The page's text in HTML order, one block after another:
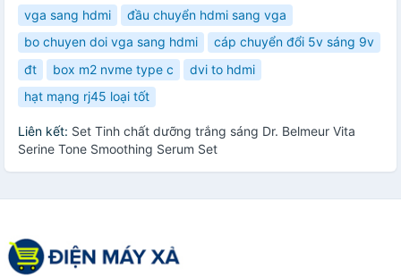
vga sang hdmi
đầu chuyển hdmi sang vga
bo chuyen doi vga sang hdmi
cáp chuyển đổi 5v sáng 9v
đt
box m2 nvme type c
dvi to hdmi
hạt mạng rj45 loại tốt
Liên kết: Set Tinh chất dưỡng trắng sáng Dr. Belmeur Vita
Serine Tone Smoothing Serum Set